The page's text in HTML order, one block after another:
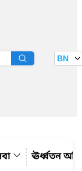
BN
ঊর্ধ্বতন